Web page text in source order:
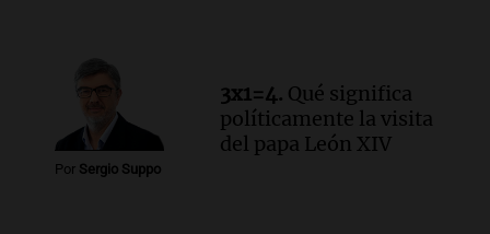
Episodios
Audio.
Monseñor Fenoy celebra la visita
de León XIV a Argentina y reflexiona
sobre su impacto espiritual
Panorama Federal
Por Sergio Suppo
3x1=4. Qué significa
políticamente la visita
del papa León XIV